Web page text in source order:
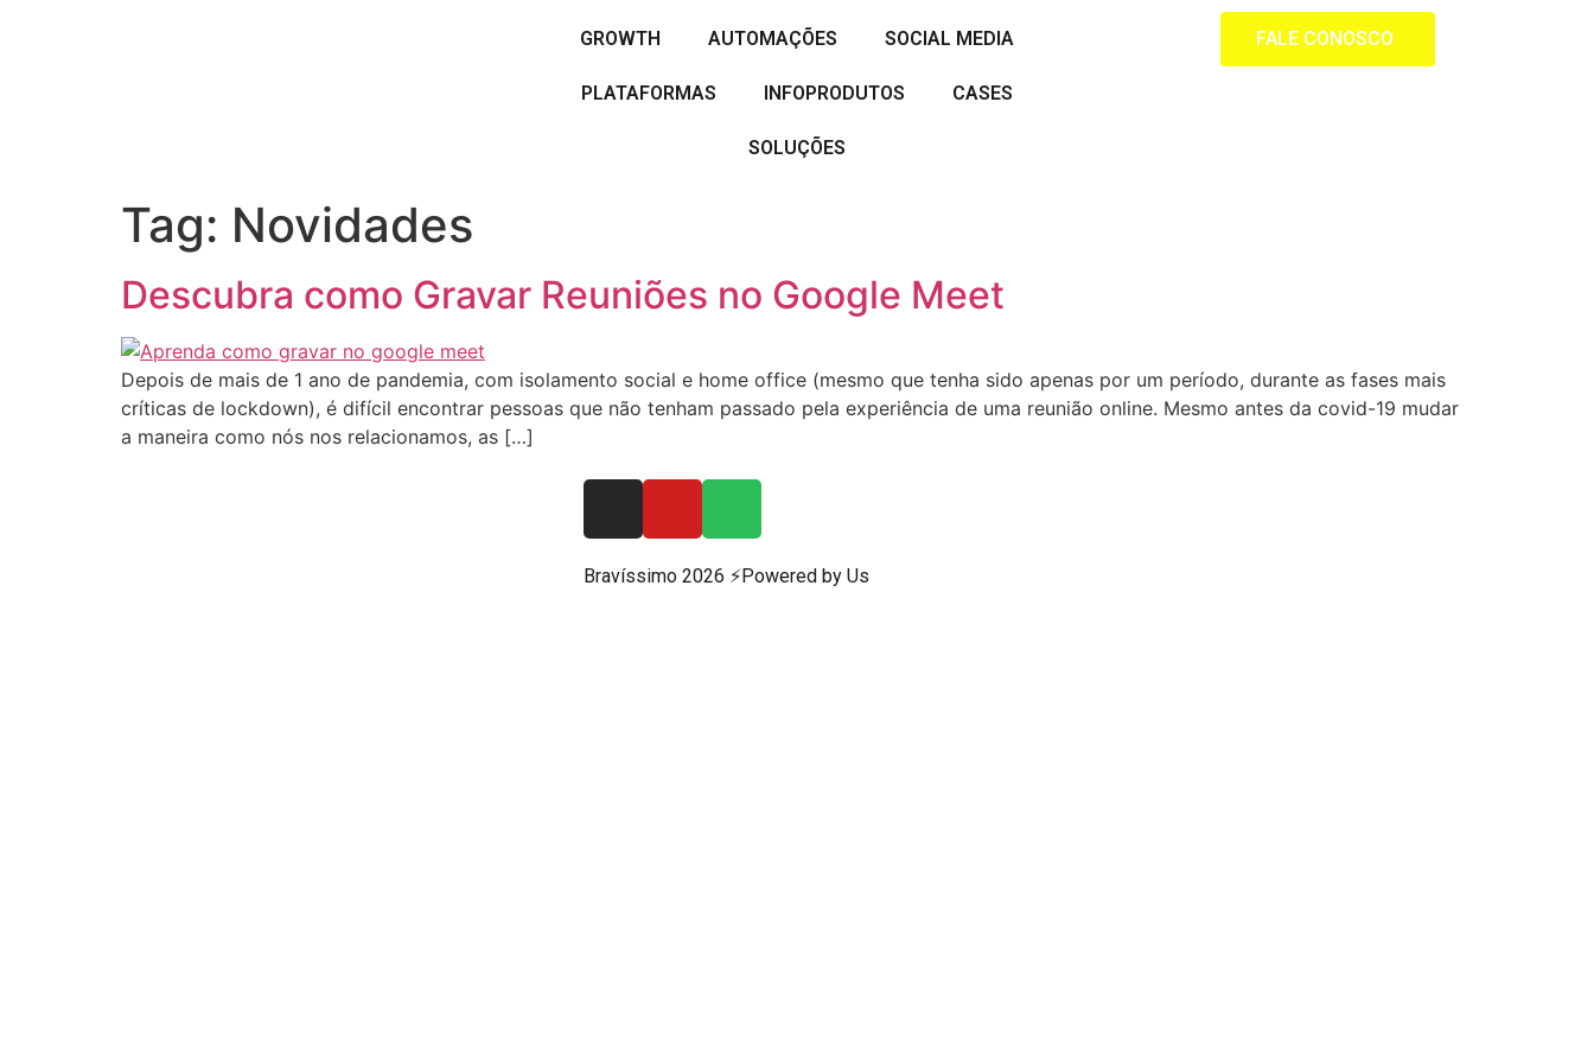
GROWTH AUTOMAÇÕES SOCIAL MEDIA
PLATAFORMAS INFOPRODUTOS CASES
SOLUÇÕES
FALE CONOSCO
Tag: Novidades
Descubra como Gravar Reuniões no Google Meet
Depois de mais de 1 ano de pandemia, com isolamento social e home office (mesmo que tenha sido apenas por um período, durante as fases mais
críticas de lockdown), é difícil encontrar pessoas que não tenham passado pela experiência de uma reunião online. Mesmo antes da covid-19 mudar
a maneira como nós nos relacionamos, as […]
Bravíssimo 2026 ⚡️Powered by Us